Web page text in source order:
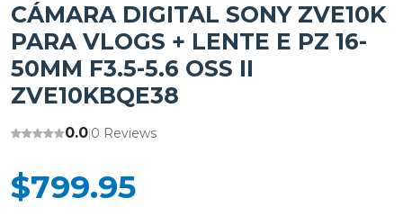
CÁMARA DIGITAL SONY ZVE10K
PARA VLOGS + LENTE E PZ 16-
50MM F3.5-5.6 OSS II
ZVE10KBQE38
0.0|0 Reviews
$799.95